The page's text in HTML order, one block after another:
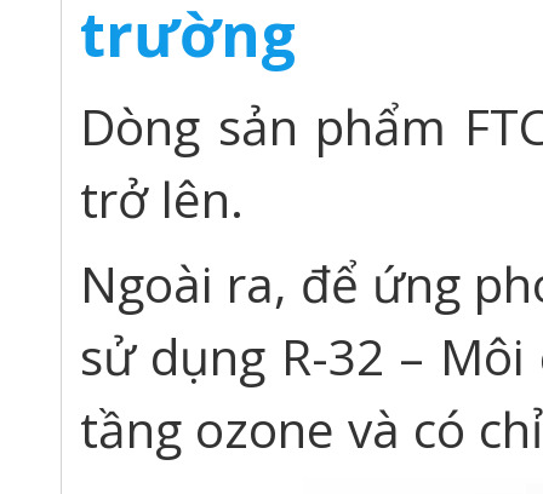
trường
Dòng sản phẩm
trở lên.
Ngoài ra, để ứng
sử dụng R-32 –
tầng ozone và có